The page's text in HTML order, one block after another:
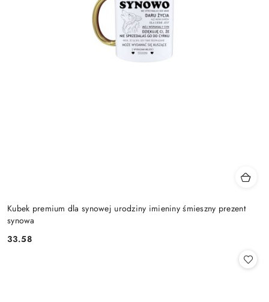
Kubek premium dla synowej urodziny imieniny śmieszny prezent
synowa
Cena:
33.58